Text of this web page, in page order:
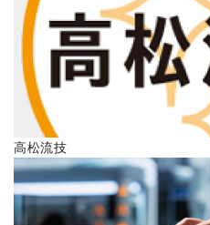
高松流技